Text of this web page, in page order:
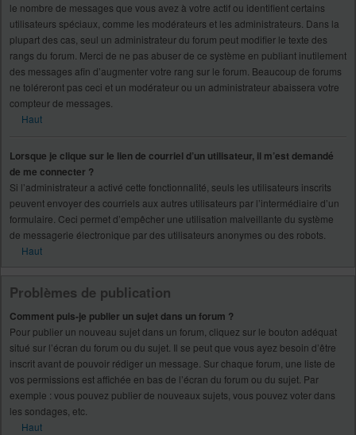
le nombre de messages que vous avez à votre actif ou identifient certains
utilisateurs spéciaux, comme les modérateurs et les administrateurs. Dans la
plupart des cas, seul un administrateur du forum peut modifier le texte des
rangs du forum. Merci de ne pas abuser de ce système en publiant inutilement
des messages afin d’augmenter votre rang sur le forum. Beaucoup de forums
ne toléreront pas ceci et un modérateur ou un administrateur abaissera votre
compteur de messages.
Haut
Lorsque je clique sur le lien de courriel d’un utilisateur, il m’est demandé
de me connecter ?
Si l’administrateur a activé cette fonctionnalité, seuls les utilisateurs inscrits
peuvent envoyer des courriels aux autres utilisateurs par l’intermédiaire d’un
formulaire. Ceci permet d’empêcher une utilisation malveillante du système
de messagerie électronique par des utilisateurs anonymes ou des robots.
Haut
Problèmes de publication
Comment puis-je publier un sujet dans un forum ?
Pour publier un nouveau sujet dans un forum, cliquez sur le bouton adéquat
situé sur l’écran du forum ou du sujet. Il se peut que vous ayez besoin d’être
inscrit avant de pouvoir rédiger un message. Sur chaque forum, une liste de
vos permissions est affichée en bas de l’écran du forum ou du sujet. Par
exemple : vous pouvez publier de nouveaux sujets, vous pouvez voter dans
les sondages, etc.
Haut